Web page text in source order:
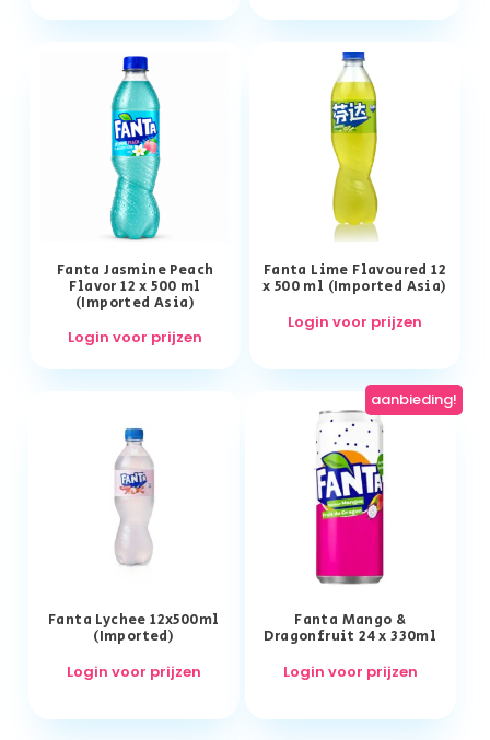
Fanta Jasmine Peach
Flavor 12 x 500 ml
(Imported Asia)
Login voor prijzen
Fanta Lime Flavoured 12
x 500 ml (Imported Asia)
Login voor prijzen
Fanta Lychee 12x500ml
(Imported)
Login voor prijzen
aanbieding!
Fanta Mango &
Dragonfruit 24 x 330ml
Login voor prijzen